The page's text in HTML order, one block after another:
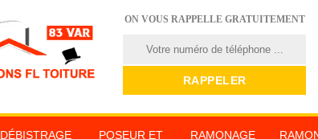
ON VOUS RAPPELLE GRATUITEMENT
DÉBISTRAGE
POSEUR ET
RAMONAGE